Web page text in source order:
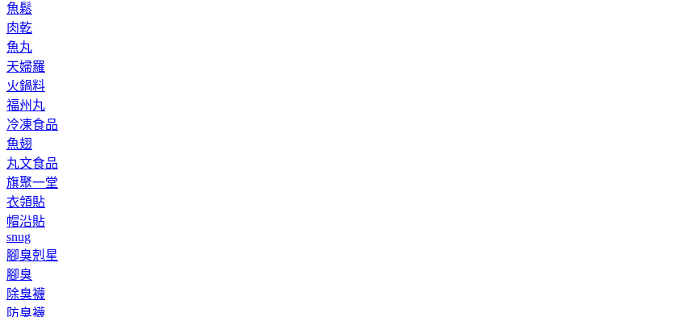
魚鬆
肉乾
魚丸
天婦羅
火鍋料
福州丸
冷凍食品
魚翅
丸文食品
旗聚一堂
衣領貼
帽沿貼
snug
腳臭剋星
腳臭
除臭襪
防臭襪